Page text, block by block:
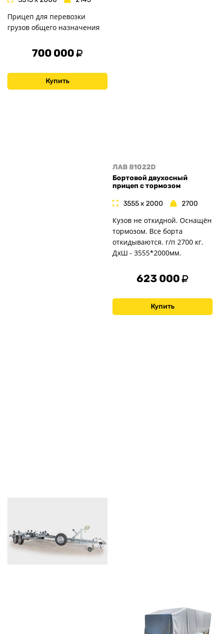
Прицеп для перевозки
грузов общего назначения
700 000
Купить
ЛАВ 81022D
Бортовой двухосный
прицеп с тормозом
3555 x 2000 2700
Кузов не откидной. Оснащён
тормозом. Все борта
откидываются. г/п 2700 кг.
ДxШ - 3555*2000мм.
623 000
Купить